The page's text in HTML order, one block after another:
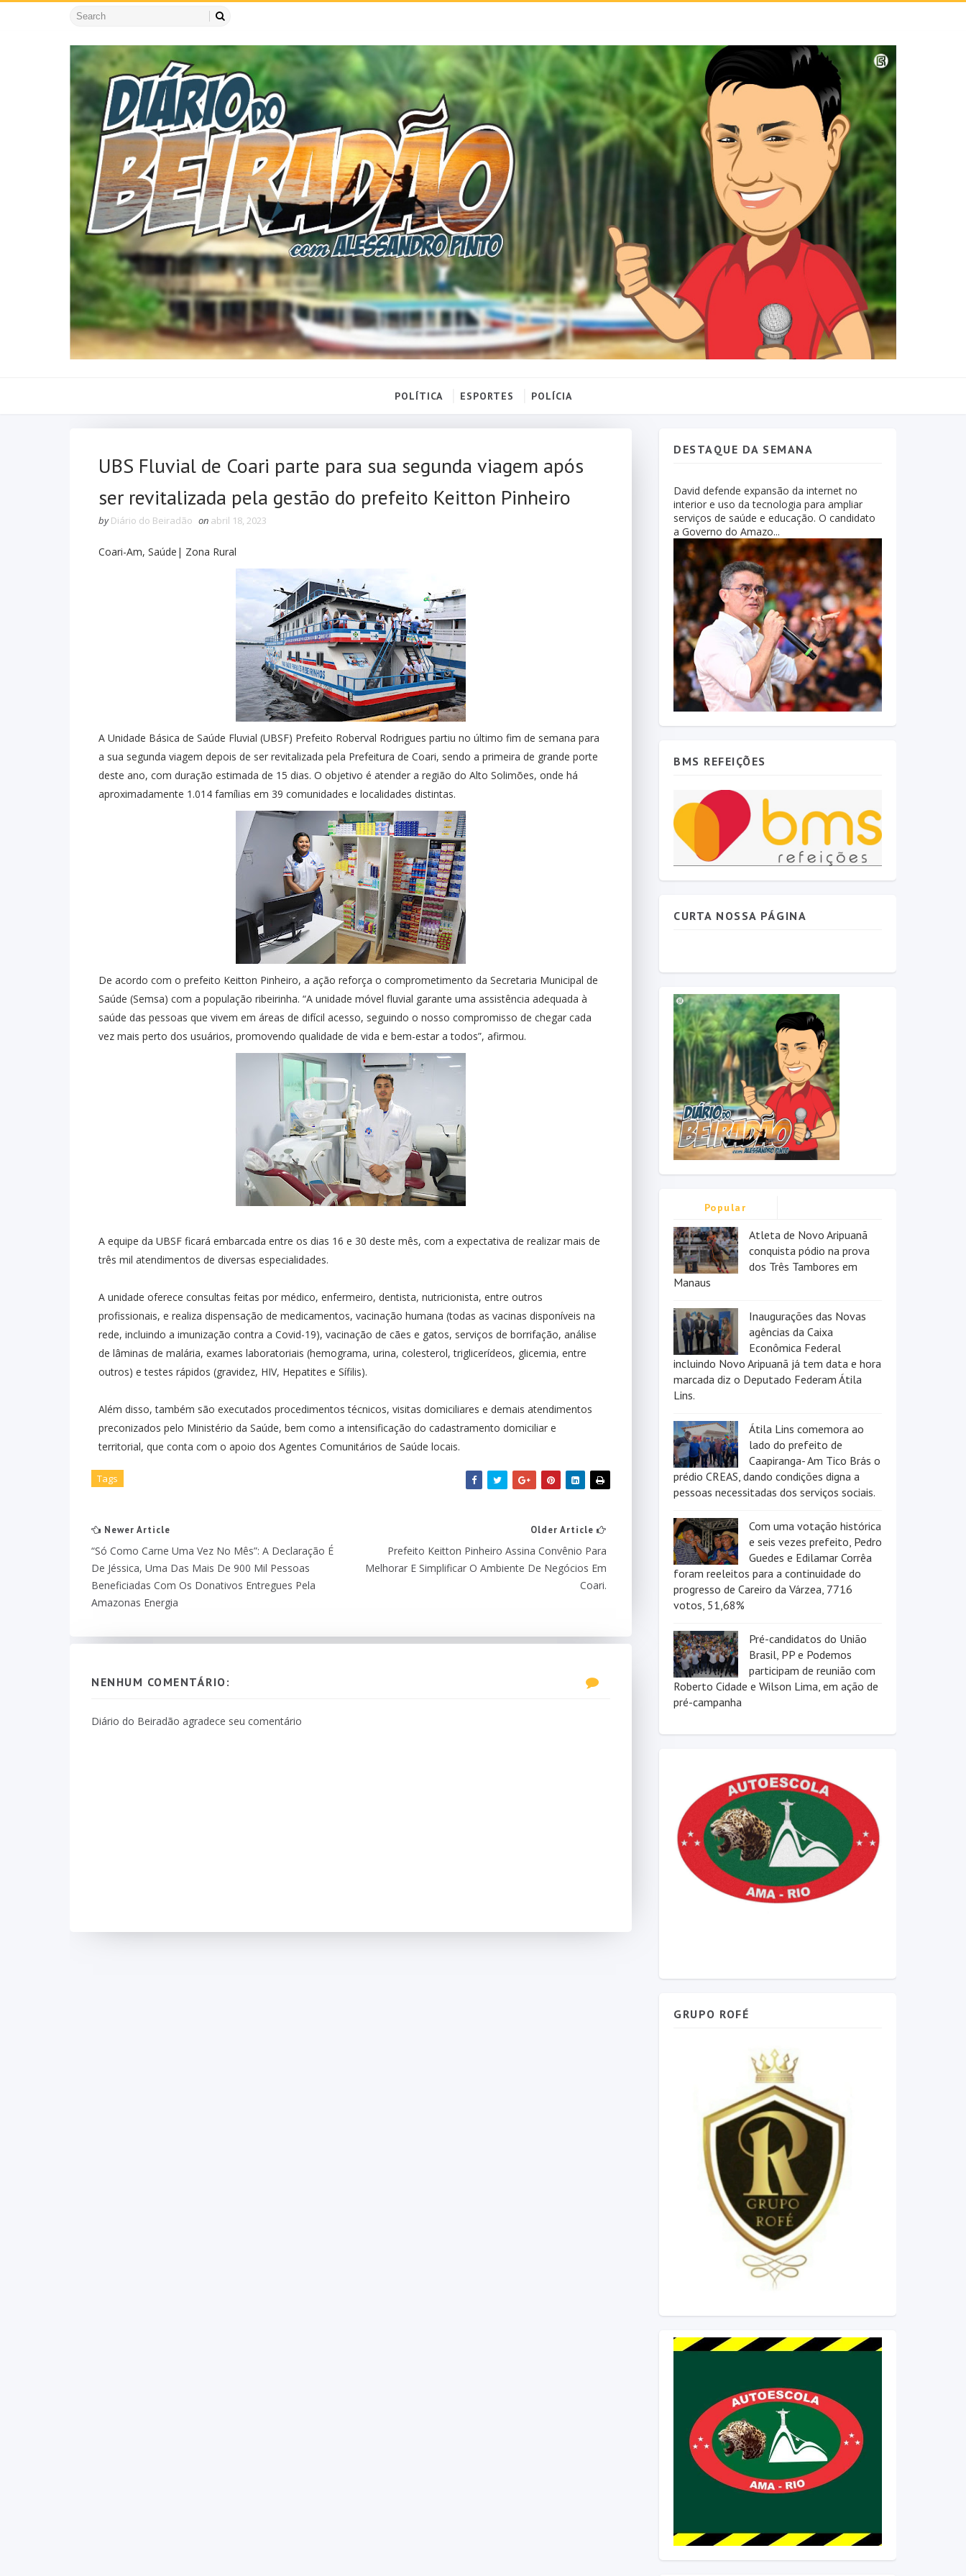
POLÍTICA ESPORTES POLÍCIA
UBS Fluvial de Coari parte para sua segunda viagem após
ser revitalizada pela gestão do prefeito Keitton Pinheiro
by Diário do Beiradão on abril 18, 2023
Coari-Am, Saúde| Zona Rural
A Unidade Básica de Saúde Fluvial (UBSF) Prefeito Roberval Rodrigues partiu no último fim de semana para
a sua segunda viagem depois de ser revitalizada pela Prefeitura de Coari, sendo a primeira de grande porte
deste ano, com duração estimada de 15 dias. O objetivo é atender a região do Alto Solimões, onde há
aproximadamente 1.014 famílias em 39 comunidades e localidades distintas.
De acordo com o prefeito Keitton Pinheiro, a ação reforça o comprometimento da Secretaria Municipal de
Saúde (Semsa) com a população ribeirinha. “A unidade móvel fluvial garante uma assistência adequada à
saúde das pessoas que vivem em áreas de difícil acesso, seguindo o nosso compromisso de chegar cada
vez mais perto dos usuários, promovendo qualidade de vida e bem-estar a todos”, afirmou.
A equipe da UBSF ficará embarcada entre os dias 16 e 30 deste mês, com a expectativa de realizar mais de
três mil atendimentos de diversas especialidades.
A unidade oferece consultas feitas por médico, enfermeiro, dentista, nutricionista, entre outros
profissionais, e realiza dispensação de medicamentos, vacinação humana (todas as vacinas disponíveis na
rede, incluindo a imunização contra a Covid-19), vacinação de cães e gatos, serviços de borrifação, análise
de lâminas de malária, exames laboratoriais (hemograma, urina, colesterol, triglicerídeos, glicemia, entre
outros) e testes rápidos (gravidez, HIV, Hepatites e Sífilis).
Além disso, também são executados procedimentos técnicos, visitas domiciliares e demais atendimentos
preconizados pelo Ministério da Saúde, bem como a intensificação do cadastramento domiciliar e
territorial, que conta com o apoio dos Agentes Comunitários de Saúde locais.
Tags
Newer Article
“Só Como Carne Uma Vez No Mês”: A Declaração É
De Jéssica, Uma Das Mais De 900 Mil Pessoas
Beneficiadas Com Os Donativos Entregues Pela
Amazonas Energia
Older Article
Prefeito Keitton Pinheiro Assina Convênio Para
Melhorar E Simplificar O Ambiente De Negócios Em
Coari.
NENHUM COMENTÁRIO:
Diário do Beiradão agradece seu comentário
DESTAQUE DA SEMANA
David defende expansão da internet no
interior e uso da tecnologia para ampliar
serviços de saúde e educação. O candidato
a Governo do Amazo...
BMS REFEIÇÕES
CURTA NOSSA PÁGINA
Popular
Atleta de Novo Aripuanã
conquista pódio na prova
dos Três Tambores em
Manaus
Inaugurações das Novas
agências da Caixa
Econômica Federal
incluindo Novo Aripuanã já tem data e hora
marcada diz o Deputado Federam Átila
Lins.
Átila Lins comemora ao
lado do prefeito de
Caapiranga- Am Tico Brás o
prédio CREAS, dando condições digna a
pessoas necessitadas dos serviços sociais.
Com uma votação histórica
e seis vezes prefeito, Pedro
Guedes e Edilamar Corrêa
foram reeleitos para a continuidade do
progresso de Careiro da Várzea, 7716
votos, 51,68%
Pré-candidatos do União
Brasil, PP e Podemos
participam de reunião com
Roberto Cidade e Wilson Lima, em ação de
pré-campanha
GRUPO ROFÉ